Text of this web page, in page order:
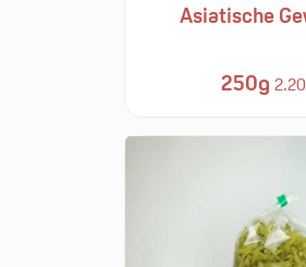
Asiatische
250g